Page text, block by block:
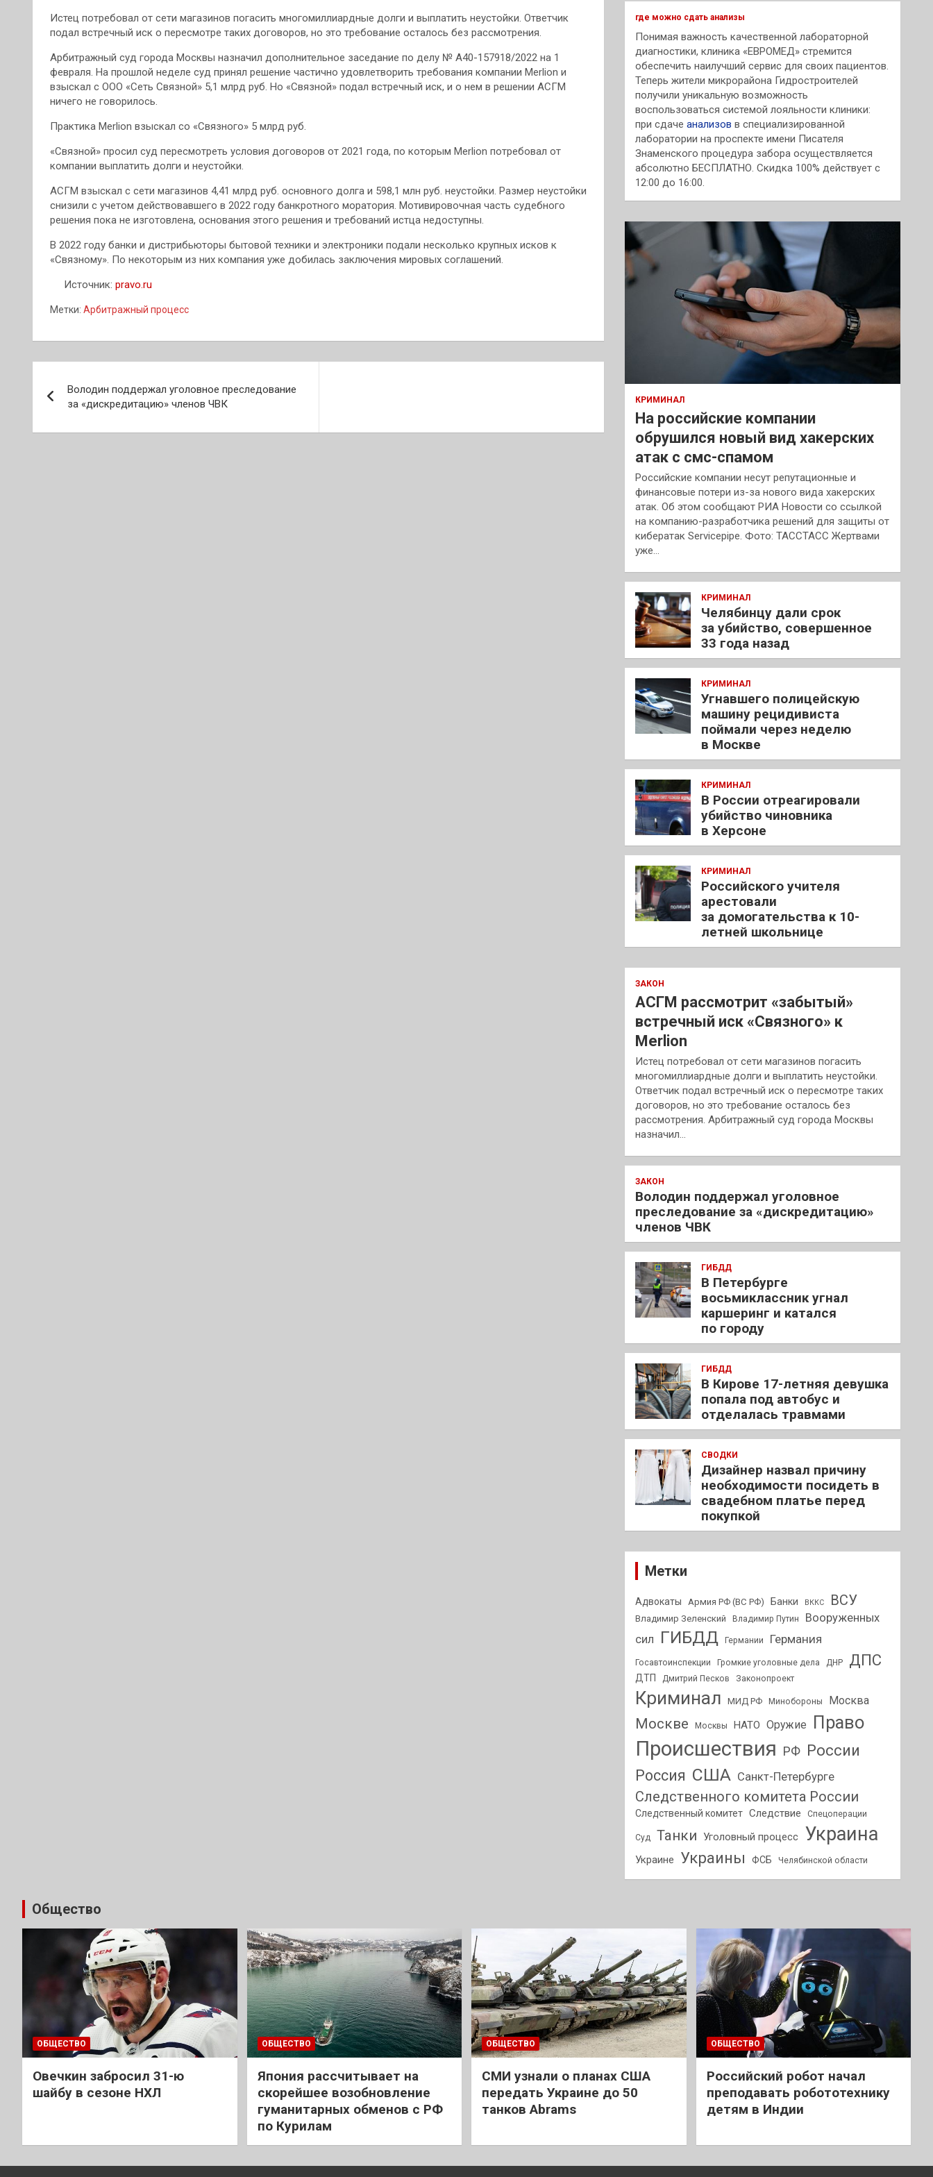
Истец потребовал от сети магазинов погасить многомиллиардные долги и выплатить неустойки. Ответчик
подал встречный иск о пересмотре таких договоров, но это требование осталось без рассмотрения.
Арбитражный суд города Москвы назначил дополнительное заседание по делу № А40-157918/2022 на 1
февраля. На прошлой неделе суд принял решение частично удовлетворить требования компании Merlion и
взыскал с ООО «Сеть Связной» 5,1 млрд руб. Но «Связной» подал встречный иск, и о нем в решении АСГМ
ничего не говорилось.
Практика Merlion взыскал со «Связного» 5 млрд руб.
«Связной» просил суд пересмотреть условия договоров от 2021 года, по которым Merlion потребовал от
компании выплатить долги и неустойки.
АСГМ взыскал с сети магазинов 4,41 млрд руб. основного долга и 598,1 млн руб. неустойки. Размер неустойки
снизили с учетом действовавшего в 2022 году банкротного моратория. Мотивировочная часть судебного
решения пока не изготовлена, основания этого решения и требований истца недоступны.
В 2022 году банки и дистрибьюторы бытовой техники и электроники подали несколько крупных исков к
«Связному». По некоторым из них компания уже добилась заключения мировых соглашений.
Источник: pravo.ru
Метки: Арбитражный процесс
по
записям
Володин поддержал уголовное преследование
за «дискредитацию» членов ЧВК
к
где можно сдать анализы
Понимая важность качественной лабораторной
диагностики, клиника «ЕВРОМЕД» стремится
обеспечить наилучший сервис для своих пациентов.
Теперь жители микрорайона Гидростроителей
получили уникальную возможность
воспользоваться системой лояльности клиники:
при сдачеанализов в специализированной
лаборатории на проспекте имени Писателя
Знаменского процедура забора осуществляется
абсолютно БЕСПЛАТНО. Скидка 100% действует с
12:00 до 16:00.
КРИМИНАЛ
На российские компании
обрушился новый вид хакерских
атак с смс-спамом
Российские компании несут репутационные и
финансовые потери из-за нового вида хакерских
атак. Об этом сообщают РИА Новости со ссылкой
на компанию-разработчика решений для защиты от
кибератак Servicepipe. Фото: ТАССТАСС Жертвами
уже…
КРИМИНАЛ
Челябинцу дали срок
за убийство, совершенное
33 года назад
КРИМИНАЛ
Угнавшего полицейскую
машину рецидивиста
поймали через неделю
в Москве
КРИМИНАЛ
В России отреагировали
убийство чиновника
в Херсоне
КРИМИНАЛ
Российского учителя
арестовали
за домогательства к 10-
летней школьнице
ЗАКОН
АСГМ рассмотрит «забытый»
встречный иск «Связного» к
Merlion
Истец потребовал от сети магазинов погасить
многомиллиардные долги и выплатить неустойки.
Ответчик подал встречный иск о пересмотре таких
договоров, но это требование осталось без
рассмотрения. Арбитражный суд города Москвы
назначил…
ЗАКОН
Володин поддержал уголовное
преследование за «дискредитацию»
членов ЧВК
ГИБДД
В Петербурге
восьмиклассник угнал
каршеринг и катался
по городу
ГИБДД
В Кирове 17-летняя девушка
попала под автобус и
отделалась травмами
СВОДКИ
Дизайнер назвал причину
необходимости посидеть в
свадебном платье перед
покупкой
Метки
Адвокаты Армия РФ (ВС РФ) Банки ВККС ВСУ
Владимир Зеленский Владимир Путин
Вооруженных
сил
ГИБДД Германии Германия
Госавтоинспекции Громкие уголовные дела ДНР ДПС
ДТП Дмитрий Песков Законопроект
Криминал МИД РФ Минобороны Москва
Москве Москвы НАТО Оружие Право
Происшествия РФ России
Россия США Санкт-Петербурге
Следственного комитета России
Следственный комитет Следствие Спецоперации
Суд Танки Уголовный процесс Украина
Украине Украины ФСБ Челябинской области
Общество
ОБЩЕСТВО
Овечкин забросил 31-ю
шайбу в сезоне НХЛ
ОБЩЕСТВО
Япония рассчитывает на
скорейшее возобновление
гуманитарных обменов с РФ
по Курилам
ОБЩЕСТВО
СМИ узнали о планах США
передать Украине до 50
танков Abrams
ОБЩЕСТВО
Российский робот начал
преподавать робототехнику
детям в Индии